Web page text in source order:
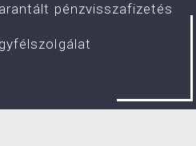
pénzvisszafizetés